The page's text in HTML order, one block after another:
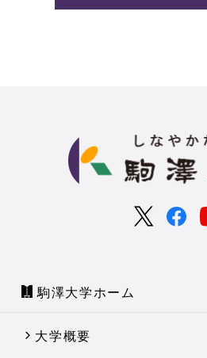
駒澤大学ホーム
大学概要